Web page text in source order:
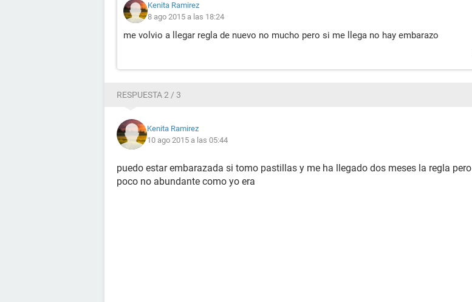
Kenita Ramirez
8 ago 2015 a las 18:24
me volvio a llegar regla de nuevo no mucho pero si me llega no hay embarazo
RESPUESTA 2 / 3
Kenita Ramirez
10 ago 2015 a las 05:44
puedo estar embarazada si tomo pastillas y me ha llegado dos meses la regla pero
poco no abundante como yo era